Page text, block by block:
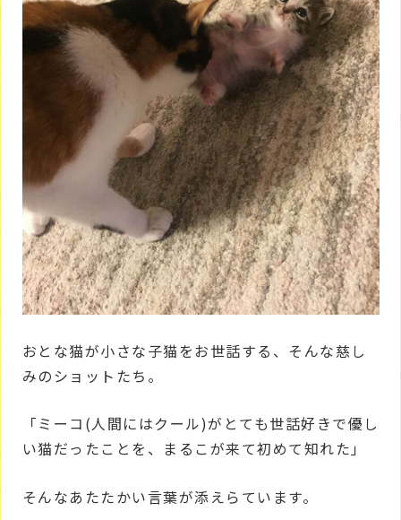
おとな猫が小さな子猫をお世話する、そんな慈し
みのショットたち。
「ミーコ(人間にはクール)がとても世話好きで優し
い猫だったことを、まるこが来て初めて知れた」
そんなあたたかい言葉が添えらています。